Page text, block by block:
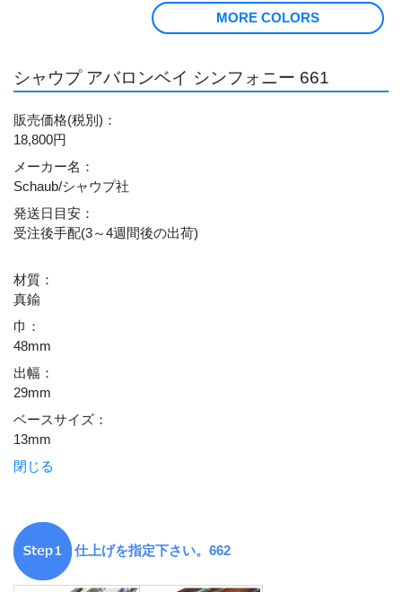
MORE COLORS
シャウプ アバロンベイ シンフォニー 661
販売価格(税別) ：
18,800円
メーカー名 ：
Schaub/シャウプ社
発送日目安 ：
受注後手配(3～4週間後の出荷)
材質 ：
真鍮
巾 ：
48mm
出幅 ：
29mm
ベースサイズ ：
13mm
閉じる
仕上げを指定下さい。662